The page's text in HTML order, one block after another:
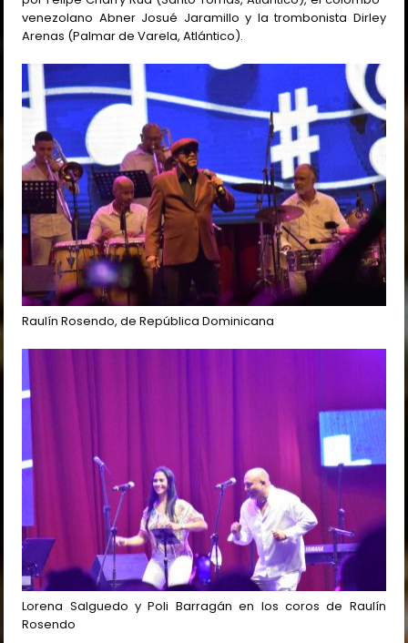
venezolano Abner Josué Jaramillo y la trombonista Dirley
Arenas (Palmar de Varela, Atlántico).
Raulín Rosendo, de República Dominicana
Lorena Salguedo y Poli Barragán en los coros de Raulín
Rosendo